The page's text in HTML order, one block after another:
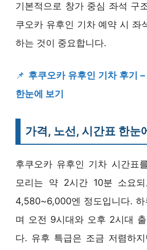
기본적으로 창가 중심 좌석 구
쿠오카 유후인 기차 예약 시 좌
하는 것이 중요합니다.
📌 후쿠오카 유후인 기차 후기
한눈에 보기
가격, 노선, 시간표 한눈
후쿠오카 유후인 기차 시간표
모리는 약 2시간 10분 소요
4,580~6,000엔 정도입니다.
며 오전 9시대와 오후 2시대
다. 유후 특급은 조금 저렴하